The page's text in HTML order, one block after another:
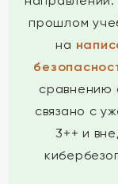
прошлом
на
сравнению
связано с
3++ и